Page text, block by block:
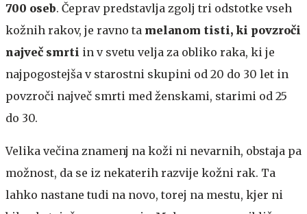
700 oseb. Čeprav predstavlja zgolj tri odstotke vseh
kožnih rakov, je ravno ta melanom tisti, ki povzroči
največ smrti in v svetu velja za obliko raka, ki je
najpogostejša v starostni skupini od 20 do 30 let in
povzroči največ smrti med ženskami, starimi od 25
do 30.
Velika večina znamenj na koži ni nevarnih, obstaja pa
možnost, da se iz nekaterih razvije kožni rak. Ta
lahko nastane tudi na novo, torej na mestu, kjer ni